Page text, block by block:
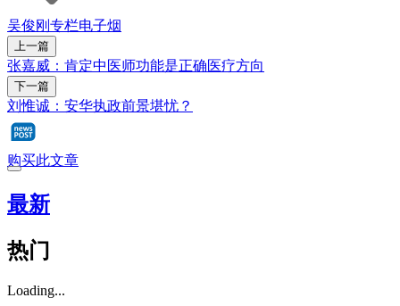
吴俊刚专栏电子烟
上一篇
张嘉威：肯定中医师功能是正确医疗方向
下一篇
刘惟诚：安华执政前景堪忧？
购买此文章
最新
热门
Loading...